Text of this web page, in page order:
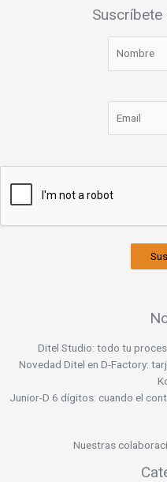
Suscríbete
Ditel Studio: todo tu
Novedad Ditel en D-Factory:
Junior-D 6 dígitos: cuando el
Nuestras